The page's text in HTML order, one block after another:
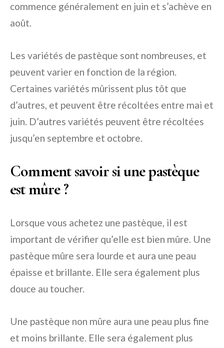
commence généralement en juin et s’achève en
août.
Les variétés de pastèque sont nombreuses, et
peuvent varier en fonction de la région.
Certaines variétés mûrissent plus tôt que
d’autres, et peuvent être récoltées entre mai et
juin. D’autres variétés peuvent être récoltées
jusqu’en septembre et octobre.
Comment savoir si une pastèque
est mûre ?
Lorsque vous achetez une pastèque, il est
important de vérifier qu’elle est bien mûre. Une
pastèque mûre sera lourde et aura une peau
épaisse et brillante. Elle sera également plus
douce au toucher.
Une pastèque non mûre aura une peau plus fine
et moins brillante. Elle sera également plus